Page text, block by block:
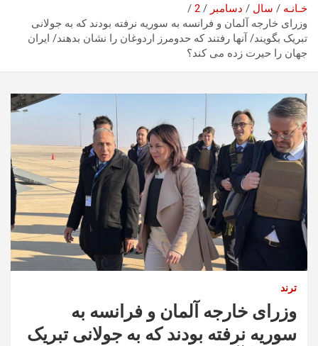
خـانـه سال دسامبر
2
وزرای خارجه آلمان و فرانسه به سوریه نرفته بودند که به جولانی
تبریک بگویند/ آنها رفتند که حدومرز اردوغان را نشان بدهند/ ایران
جهان را حیرت زده می کند؟
ترند
وزرای خارجه آلمان و فرانسه به
سوریه نرفته بودند که به جولانی تبریک